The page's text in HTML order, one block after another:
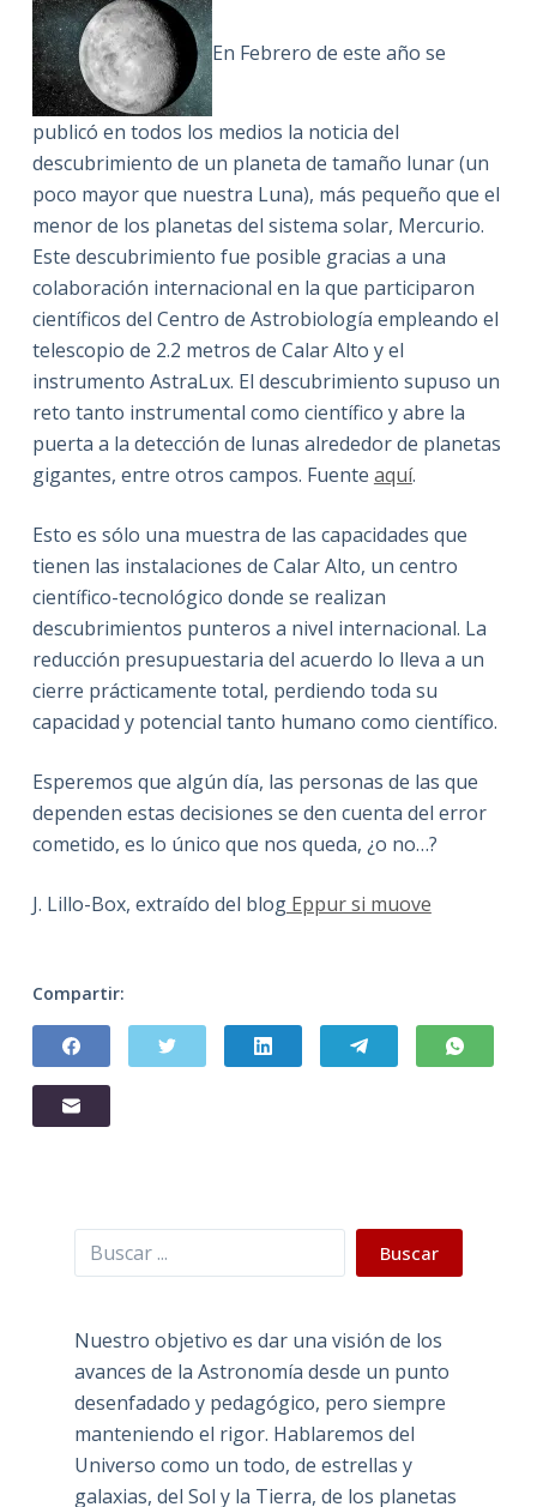
En Febrero de este año se
publicó en todos los medios la noticia del
descubrimiento de un planeta de tamaño lunar (un
poco mayor que nuestra Luna), más pequeño que el
menor de los planetas del sistema solar, Mercurio.
Este descubrimiento fue posible gracias a una
colaboración internacional en la que participaron
científicos del Centro de Astrobiología empleando el
telescopio de 2.2 metros de Calar Alto y el
instrumento AstraLux. El descubrimiento supuso un
reto tanto instrumental como científico y abre la
puerta a la detección de lunas alrededor de planetas
gigantes, entre otros campos. Fuente aquí.
Esto es sólo una muestra de las capacidades que
tienen las instalaciones de Calar Alto, un centro
científico-tecnológico donde se realizan
descubrimientos punteros a nivel internacional. La
reducción presupuestaria del acuerdo lo lleva a un
cierre prácticamente total, perdiendo toda su
capacidad y potencial tanto humano como científico.
Esperemos que algún día, las personas de las que
dependen estas decisiones se den cuenta del error
cometido, es lo único que nos queda, ¿o no…?
J. Lillo-Box, extraído del blogEppur si muove
Compartir:
Buscar Buscar
Nuestro objetivo es dar una visión de los
avances de la Astronomía desde un punto
desenfadado y pedagógico, pero siempre
manteniendo el rigor. Hablaremos del
Universo como un todo, de estrellas y
galaxias, del Sol y la Tierra, de los planetas